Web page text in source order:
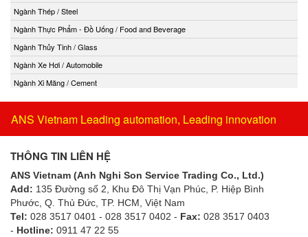
Ngành Thép / Steel
Ngành Thực Phẩm - Đồ Uống / Food and Beverage
Ngành Thủy Tinh / Glass
Ngành Xe Hơi / Automobile
Ngành Xi Măng / Cement
ANS Vietnam Leading automation, Leading innovation
THÔNG TIN LIÊN HỆ
ANS Vietnam (Anh Nghi Son Service Trading Co., Ltd.)
Add: 135 Đường số 2, Khu Đô Thị Vạn Phúc, P. Hiệp Bình
Phước, Q. Thủ Đức, TP. HCM , Việt Nam
Tel: 028 3517 0401 - 028 3517 0402 - Fax: 028 3517 0403
- Hotline: 0911 47 22 55